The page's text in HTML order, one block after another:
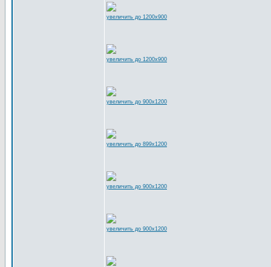
увеличить до 1200x900
увеличить до 1200x900
увеличить до 900x1200
увеличить до 899x1200
увеличить до 900x1200
увеличить до 900x1200